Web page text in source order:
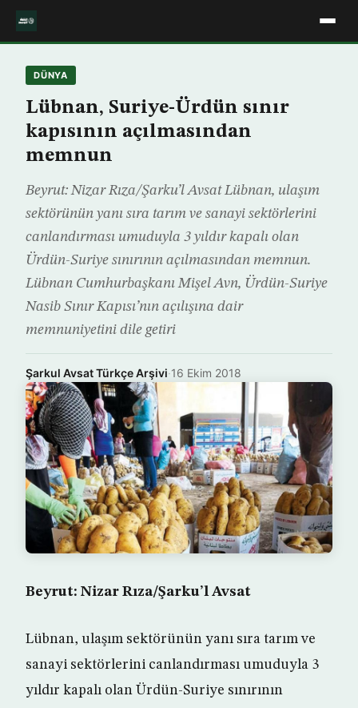
DÜNYA
Lübnan, Suriye-Ürdün sınır
kapısının açılmasından
memnun
Beyrut: Nizar Rıza/Şarku’l Avsat Lübnan, ulaşım
sektörünün yanı sıra tarım ve sanayi sektörlerini
canlandırması umuduyla 3 yıldır kapalı olan
Ürdün-Suriye sınırının açılmasından memnun.
Lübnan Cumhurbaşkanı Mişel Avn, Ürdün-Suriye
Nasib Sınır Kapısı’nın açılışına dair
memnuniyetini dile getiri
Şarkul Avsat Türkçe Arşivi·16 Ekim 2018
Beyrut: Nizar Rıza/Şarku’l Avsat
Lübnan, ulaşım sektörünün yanı sıra tarım ve
sanayi sektörlerini canlandırması umuduyla 3
yıldır kapalı olan Ürdün-Suriye sınırının